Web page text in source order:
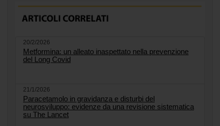
20/2/2026
Metformina: un alleato inaspettato nella prevenzione
del Long Covid
21/1/2026
Paracetamolo in gravidanza e disturbi del
neurosviluppo: evidenze da una revisione sistematica
su The Lancet